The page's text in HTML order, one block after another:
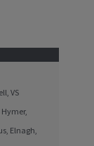
VS
Elnagh,